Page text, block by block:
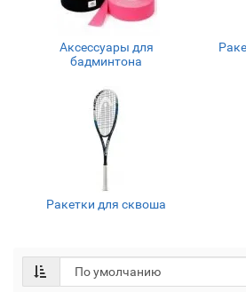
Аксессуары для
бадминтона
Ракетки для сквоша